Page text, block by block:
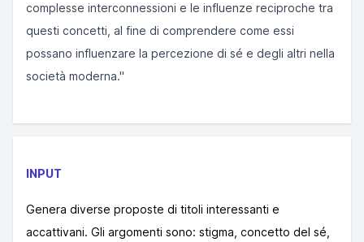
complesse interconnessioni e le influenze reciproche tra
questi concetti, al fine di comprendere come essi
possano influenzare la percezione di sé e degli altri nella
società moderna."
INPUT
Genera diverse proposte di titoli interessanti e
accattivani. Gli argomenti sono: stigma, concetto del sé,